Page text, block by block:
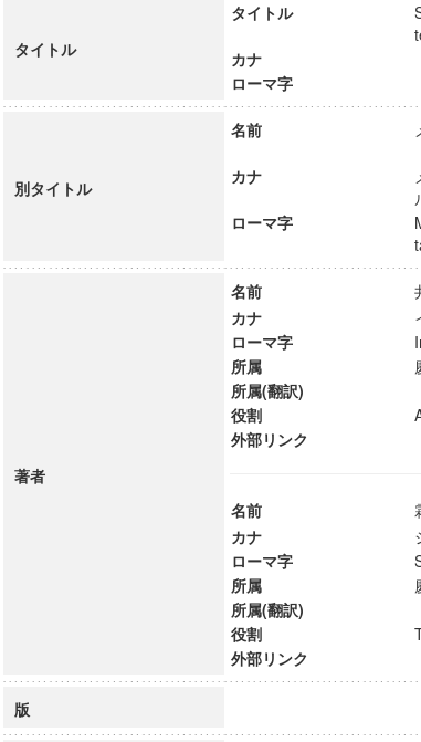
所
ラム市民社会ガバナンス教育研究センター
ム「超成熟社会発展のサイエンス」
タイトル
タイトル
カナ
ローマ字
別タイトル
名前
カナ
ローマ字
著者
名前
カナ
ローマ字
所属
所属(翻訳)
役割
外部リンク
名前
カナ
ローマ字
所属
所属(翻訳)
役割
外部リンク
版